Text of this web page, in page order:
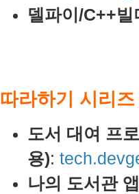
델파이/C++
따라하기 시리즈
도서 대여 프
용):
나의 도서관